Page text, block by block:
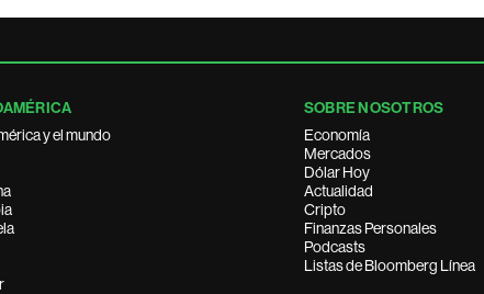
y el mundo
SOBRE NOSOTROS
Economía
Mercados
Dólar Hoy
Actualidad
Cripto
Finanzas Personales
Podcasts
Listas de Bloomberg Línea